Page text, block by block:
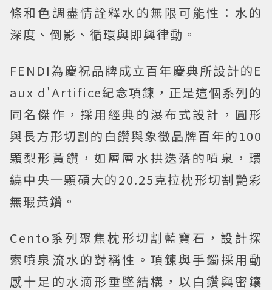
條和色調盡情詮釋水的無限可能性：水的
深度、倒影、循環與即興律動。
FENDI為慶祝品牌成立百年慶典所設計的E
aux d'Artifice紀念項鍊，正是這個系列的
同名傑作，採用經典的瀑布式設計，圓形
與長方形切割的白鑽與象徵品牌百年的100
顆梨形黃鑽，如層層水拱迭落的噴泉，環
繞中央一顆碩大的20.25克拉枕形切割艷彩
無瑕黃鑽。
Cento系列聚焦枕形切割藍寶石，設計探
索噴泉流水的對稱性。項鍊與手鐲採用動
感十足的水滴形垂墜結構，以白鑽與密鑲